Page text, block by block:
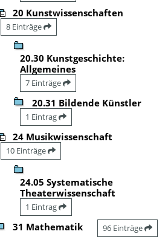
20 Kunstwissenschaften
8 Einträge
20.30 Kunstgeschichte:
Allgemeines
7 Einträge
20.31 Bildende Künstler
1 Eintrag
24 Musikwissenschaft
10 Einträge
24.05 Systematische
Theaterwissenschaft
1 Eintrag
31 Mathematik 96 Einträge